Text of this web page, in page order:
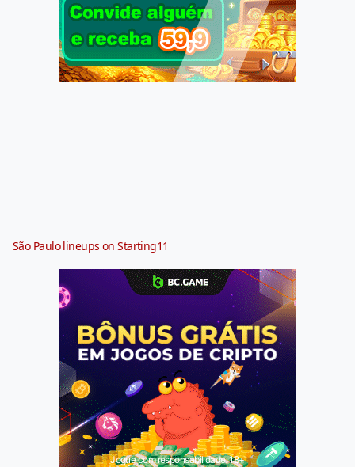
São Paulo lineups on Starting11
Jogue com responsabilidade. 18+